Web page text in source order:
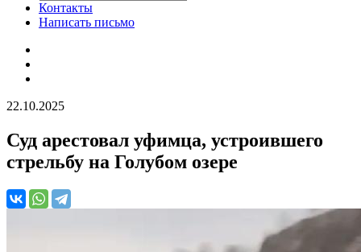
Контакты
Написать письмо
22.10.2025
Суд арестовал уфимца, устроившего
стрельбу на Голубом озере